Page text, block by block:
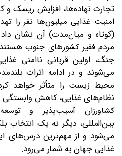
تجارت نهاده‌ها، افزایش ریسک و
امنیت غذایی میلیون‌ها نفر را
(کوتاه و‌ میان‌مدت) آن نشان داد
مردم فقیر کشورهای جنوب
جنگ، اولین قربانی ناامنی
می‌شوند و در ادامه اثرات
محیط زیست را متأثر خواهد
نظام‌های غذایی، کاهش وابستگی
کشاورزان آسیب‌پذیر و
بین‌المللی، دیگر نه یک انتخاب
می‌شود و از مهم‌ترین درس‌های
غذایی جهان به شمار می‌رود.